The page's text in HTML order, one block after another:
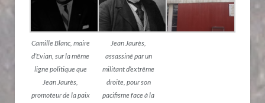
Camille Blanc, maire
d’Evian, sur la même
ligne politique que
Jean Jaurès,
promoteur de la paix
Jean Jaurès,
assassiné par un
militant d’extrême
droite, pour son
pacifisme face à la